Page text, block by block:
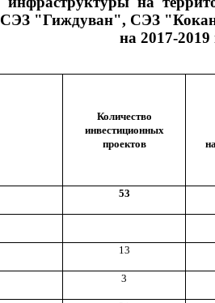
СЭЗ "Гиждуван", СЭЗ
на 2017-
Количество
инвестиционных
проектов
53
13
3